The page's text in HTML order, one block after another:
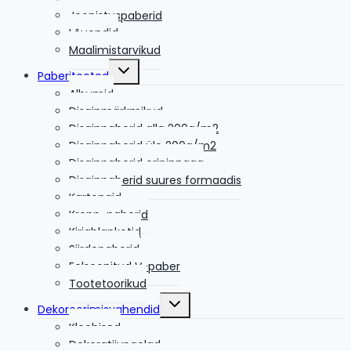
Joonistuspaberid
Lõuendid
Maalimistarvikud
Paberitooted
Toggle
Albumid
Disainmärkmikud
Disainpaberid alla 200g/m2
Disainpaberid üle 200g/m2
Disainpaberid eripinnaga
Disainpaberid suures formaadis
Kartongid
Krepp-paberid
Kirjablanketid
Siirdepaberid
Eelsoonitud V-paber
Tootetoorikud
Dekoreerimisvahendid
Toggle
Kleebised
Dekoratiivpaelad